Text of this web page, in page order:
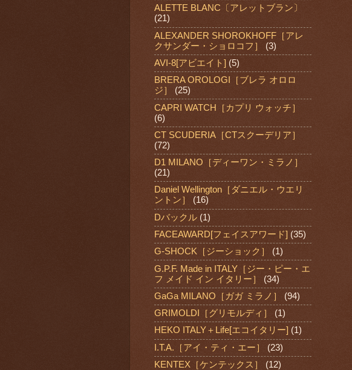
ALETTE BLANC〔アレットブラン〕
(21)
ALEXANDER SHOROKHOFF［アレ
クサンダー・ショロコフ］
(3)
AVI-8[アビエイト] (5)
BRERA OROLOGI［ブレラ オロロ
ジ］
(25)
CAPRI WATCH［カプリ ウォッチ］
(6)
CT SCUDERIA［CTスクーデリア］
(72)
D1 MILANO［ディーワン・ミラノ］
(21)
Daniel Wellington［ダニエル・ウエリ
ントン］
(16)
Dバックル (1)
FACEAWARD[フェイスアワード] (35)
G-SHOCK［ジーショック］
(1)
G.P.F. Made in ITALY［ジー・ピー・エ
フ メイド イン イタリー］
(34)
GaGa MILANO［ガガ ミラノ］
(94)
GRIMOLDI［グリモルディ］
(1)
HEKO ITALY＋Life[エコイタリー] (1)
I.T.A.［アイ・ティ・エー］
(23)
KENTEX［ケンテックス］
(12)